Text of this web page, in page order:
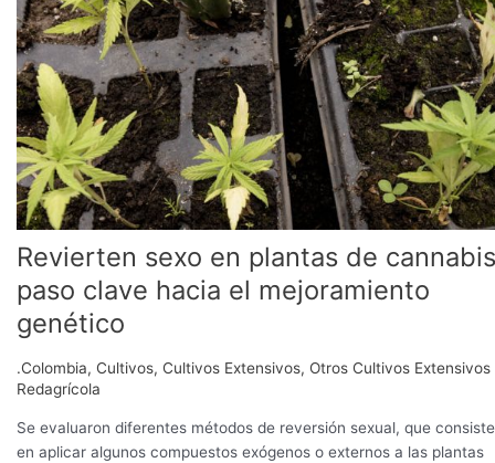
Revierten sexo en plantas de
paso clave hacia el mejoramiento
genético
.Colombia, Cultivos, Cultivos Extensivos, Otros Cultivos Extensivos
Redagrícola
Se evaluaron diferentes métodos de reversión sexual, que
en aplicar algunos compuestos exógenos o externos a las plantas
en
plantas
de
cannabis,
paso
clave
hacia
el
mejoramiento
genético